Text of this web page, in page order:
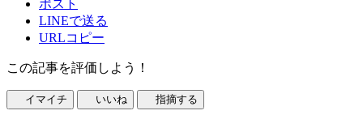
ポスト
LINEで送る
URLコピー
この記事を評価しよう！
イマイチ いいね 指摘する